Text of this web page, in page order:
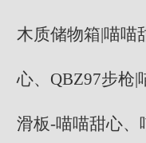
木质储物箱|喵喵
心、QBZ97步枪|
滑板-喵喵甜心、